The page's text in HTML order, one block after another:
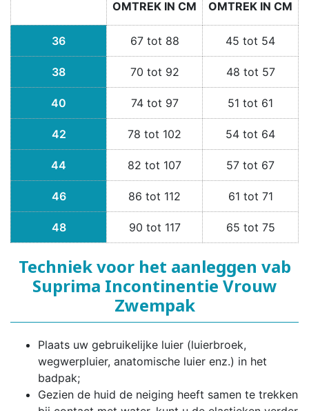
OMTREK IN CM OMTREK IN CM
36 67 tot 88 45 tot 54
38 70 tot 92 48 tot 57
40 74 tot 97 51 tot 61
42 78 tot 102 54 tot 64
44 82 tot 107 57 tot 67
46 86 tot 112 61 tot 71
48 90 tot 117 65 tot 75
Techniek voor het aanleggen vab
Suprima Incontinentie Vrouw
Zwempak
Plaats uw gebruikelijke luier (luierbroek,
wegwerpluier, anatomische luier enz.) in het
badpak;
Gezien de huid de neiging heeft samen te trekken